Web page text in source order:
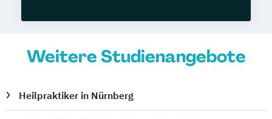
Weitere Studienangebote
Heilpraktiker in Nürnberg